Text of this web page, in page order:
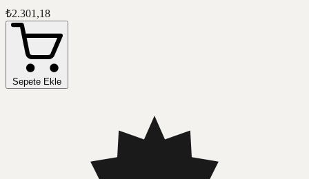
₺2.301,18
Sepete Ekle